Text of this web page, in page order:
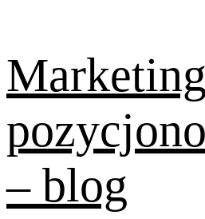
to
content
– blog